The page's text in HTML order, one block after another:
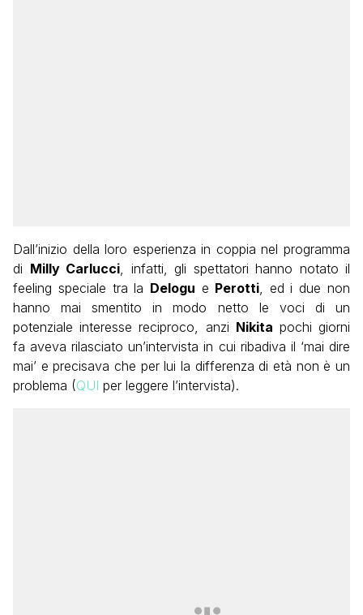
Dall’inizio della loro esperienza in coppia nel programma
di Milly Carlucci , infatti, gli spettatori hanno notato il
feeling speciale tra la Delogu e Perotti, ed i due non
hanno mai smentito in modo netto le voci di un
potenziale interesse reciproco, anzi Nikita pochi giorni
fa aveva rilasciato un’intervista in cui ribadiva il ‘mai dire
mai’ e precisava che per lui la differenza di età non è un
problema (QUI per leggere l’intervista).